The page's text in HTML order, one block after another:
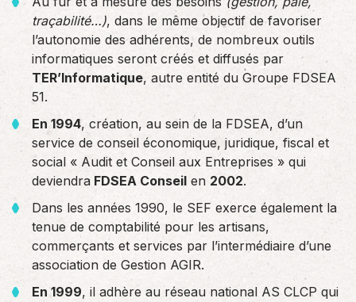
traçabilité…), dans le même objectif de favoriser
l’autonomie des adhérents, de nombreux outils
informatiques seront créés et diffusés par
TER’Informatique, autre entité du Groupe FDSEA
51.
En 1994, création, au sein de la FDSEA, d’un
service de conseil économique, juridique, fiscal et
social « Audit et Conseil aux Entreprises » qui
deviendra FDSEA Conseil en 2002.
Dans les années 1990, le SEF exerce également la
tenue de comptabilité pour les artisans,
commerçants et services par l’intermédiaire d’une
association de Gestion AGIR.
En 1999, il adhère au réseau national AS CLCP qui